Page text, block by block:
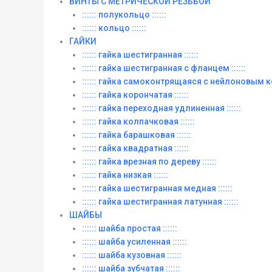
:::::: полукольцо ::::::
:::::: кольцо ::::::
ГАЙКИ
:::::: гайка шестигранная ::::::
:::::: гайка шестигранная с фланцем ::::::
:::::: гайка самоконтрящаяся с нейлоновым
:::::: гайка корончатая ::::::
:::::: гайка переходная удлиненная ::::::
:::::: гайка колпачковая ::::::
:::::: гайка барашковая ::::::
:::::: гайка квадратная ::::::
:::::: гайка врезная по дереву ::::::
:::::: гайка низкая ::::::
:::::: гайка шестигранная медная ::::::
:::::: гайка шестигранная латунная ::::::
ШАЙБЫ
:::::: шайба простая ::::::
:::::: шайба усиленная ::::::
:::::: шайба кузовная ::::::
:::::: шайба зубчатая ::::::